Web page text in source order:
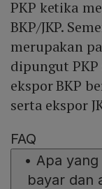
PKP ketika
BKP/JKP.
merupakan
dipungut PKP
ekspor BKP
serta ekspor
FAQ
• Apa
bayar dan